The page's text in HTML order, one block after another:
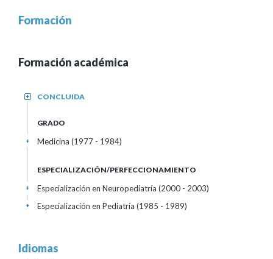
Formación
Formación académica
CONCLUIDA
+
GRADO
Medicina (1977 - 1984)
+
ESPECIALIZACIÓN/PERFECCIONAMIENTO
Especialización en Neuropediatría (2000 - 2003)
+
Especialización en Pediatría (1985 - 1989)
+
Idiomas